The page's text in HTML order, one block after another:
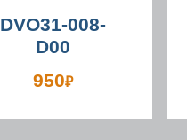
DVO31-008-
D00
950₽